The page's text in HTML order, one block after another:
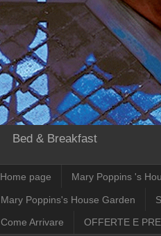
Bed & Breakfast
Home page Mary Poppins 's
Mary Poppins's House Garden
Come Arrivare OFFERTE E